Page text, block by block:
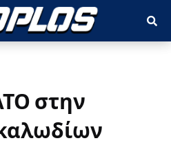
στην